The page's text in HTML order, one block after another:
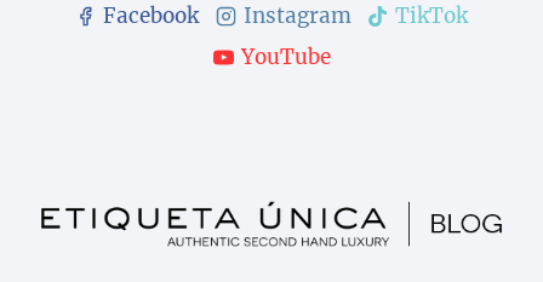
Facebook Instagram
TikTok
YouTube